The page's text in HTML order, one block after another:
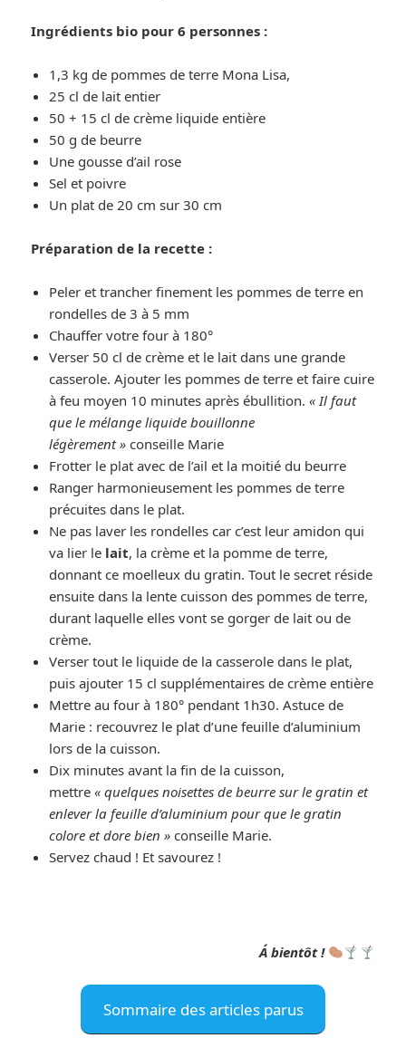
Ingrédients bio pour 6 personnes :
1,3 kg de pommes de terre Mona Lisa,
25 cl de lait entier
50 + 15 cl de crème liquide entière
50 g de beurre
Une gousse d’ail rose
Sel et poivre
Un plat de 20 cm sur 30 cm
Préparation de la recette :
Peler et trancher finement les pommes de terre en
rondelles de 3 à 5 mm
Chauffer votre four à 180°
Verser 50 cl de crème et le lait dans une grande
casserole. Ajouter les pommes de terre et faire cuire
à feu moyen 10 minutes après ébullition.« Il faut
que le mélange liquide bouillonne
légèrement » conseille Marie
Frotter le plat avec de l’ail et la moitié du beurre
Ranger harmonieusement les pommes de terre
précuites dans le plat.
Ne pas laver les rondelles car c’est leur amidon qui
va lier le lait, la crème et la pomme de terre,
donnant ce moelleux du gratin. Tout le secret réside
ensuite dans la lente cuisson des pommes de terre,
durant laquelle elles vont se gorger de lait ou de
crème.
Verser tout le liquide de la casserole dans le plat,
puis ajouter 15 cl supplémentaires de crème entière
Mettre au four à 180° pendant 1h30. Astuce de
Marie : recouvrez le plat d’une feuille d’aluminium
lors de la cuisson.
Dix minutes avant la fin de la cuisson,
mettre« quelques noisettes de beurre sur le gratin et
enlever la feuille d’aluminium pour que le gratin
colore et dore bien » conseille Marie.
Servez chaud ! Et savourez !
Á bientôt !
Sommaire des articles parus